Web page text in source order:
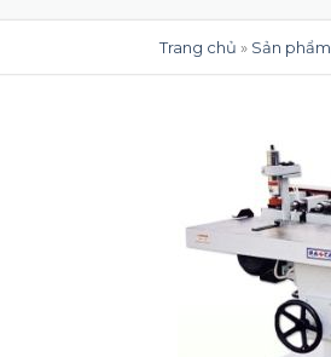
Trang chủ » Sản phẩm